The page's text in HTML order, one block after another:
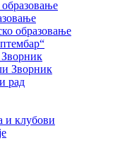
образовање
Зворник
рад
и клубови